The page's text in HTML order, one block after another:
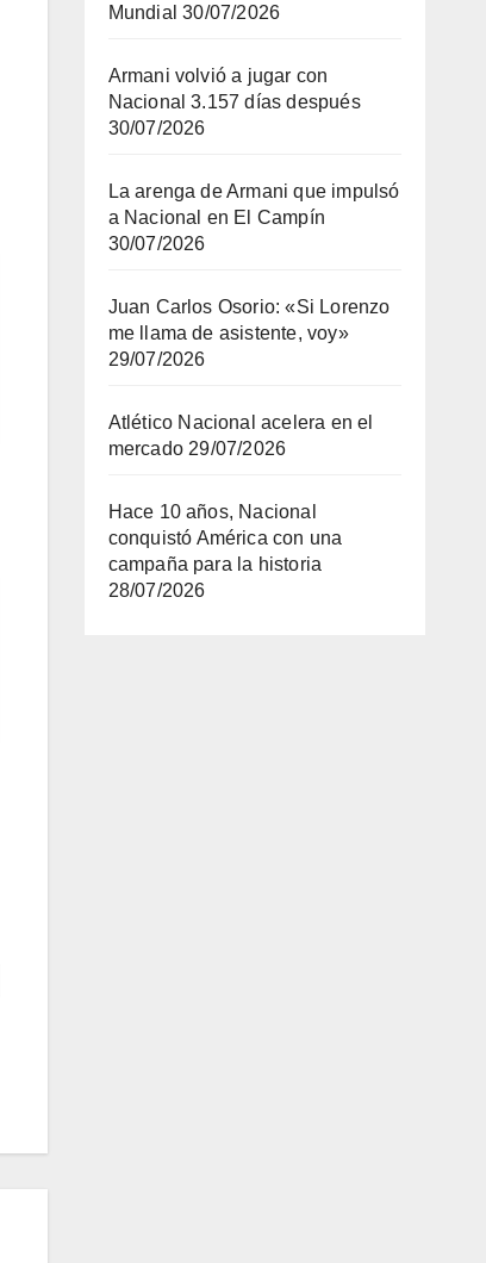
Mundial 30/07/2026
Armani volvió a jugar con
Nacional 3.157 días después
30/07/2026
La arenga de Armani que impulsó
a Nacional en El Campín
30/07/2026
Juan Carlos Osorio: «Si Lorenzo
me llama de asistente, voy»
29/07/2026
Atlético Nacional acelera en el
mercado 29/07/2026
Hace 10 años, Nacional
conquistó América con una
campaña para la historia
28/07/2026